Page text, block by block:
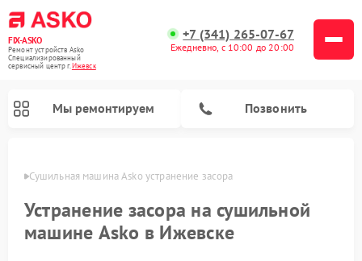
FIX-ASKO
Ремонт устройств Asko
Специализированный
cервисный центр г.Ижевск
+7 (341) 265-07-67
Ежедневно, с 10:00 до 20:00
Мы ремонтируем Позвонить
Сушильная машина Asko устранение засора
Устранение засора на сушильной
машине Asko в Ижевске